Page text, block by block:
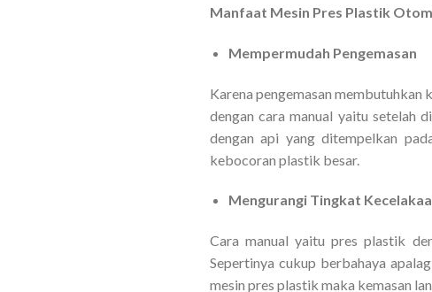
Manfaat Mesin Pres Plastik
Mempermudah Pengemasan
Karena pengemasan membutuhkan
dengan cara manual yaitu setelah
dengan api yang ditempelkan
kebocoran plastik besar.
Mengurangi Tingkat
Cara manual yaitu pres plastik
Sepertinya cukup berbahaya
mesin pres plastik maka kemasan